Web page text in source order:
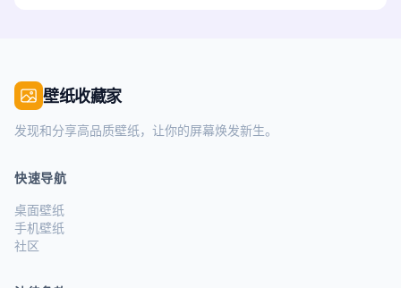
壁纸收藏家
发现和分享高品质壁纸，让你的屏幕焕发新生。
快速导航
桌面壁纸
手机壁纸
社区